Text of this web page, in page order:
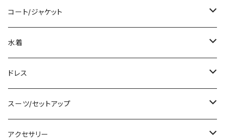
袖付き
ノースリーブ
その他
チュニック
シャツ/ブラウス
ベアトップ/チューブトップ
カーディガン/ボレロ
ニット/セーター
パーカー
クロップド丈
ロング丈
デニム
レギンス
その他
ミニ/ショート
ミディアム/ミモレ
ロング
その他
コート/ジャケット
コート
ジャケット
その他
水着
タンキニ
バンドゥビキニ
ワンピース
ドレス
ミニ/ショート
ミディアム/ミモレ
スーツ/セットアップ
パンツスーツ
アクセサリー